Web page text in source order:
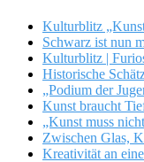
Kulturblitz
Schwarz ist nun
Kulturblitz |
Historische
„Podium der
Kunst braucht
„Kunst muss
Zwischen Glas,
Kreativität an